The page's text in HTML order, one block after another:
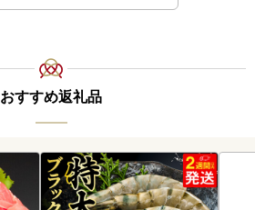
おすすめ返礼品